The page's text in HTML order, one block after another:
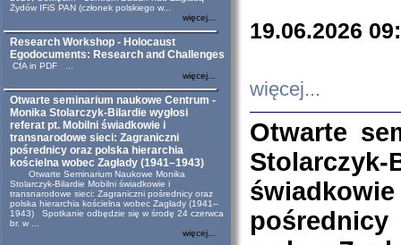
Żydów IFiS PAN (członek polskiego w...
więcej...
Research Workshop - Holocaust
Egodocuments: Research and Challenges
CfA in PDF ...
więcej...
Otwarte seminarium naukowe Centrum -
Monika Stolarczyk-Bilardie wygłosi
referat pt. Mobilni świadkowie i
transnarodowe sieci: Zagraniczni
pośrednicy oraz polska hierarchia
kościelna wobec Zagłady (1941–1943)
Otwarte Seminarium Naukowe Monika
Stolarczyk-Bilardie Mobilni świadkowie i
transnarodowe sieci: Zagraniczni pośrednicy oraz
polska hierarchia kościelna wobec Zagłady (1941–
1943) Spotkanie odbędzie się w środę 24 czerwca
br. w ...
więcej...
19.06.2026
więcej...
Otwarte